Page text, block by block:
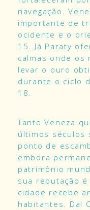
navegação.
importante de
ocidente e o
15. Já Paraty
calmas onde os
levar o ouro
durante o ciclo
18.
Tanto Veneza
últimos séculos
ponto de
embora
patrimônio
sua reputação
cidade recebe
habitantes. Dal